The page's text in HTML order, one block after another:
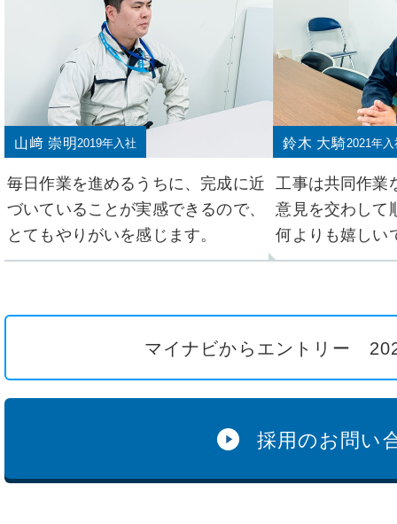
山﨑 崇明2019年入社
毎日作業を進めるうちに、完成に近
づいていることが実感できるので、
とてもやりがいを感じます。
鈴木 大騎2021年入
工事は共同作業
意見を交わして
何よりも嬉しい
マイナビからエントリー
採用のお問い